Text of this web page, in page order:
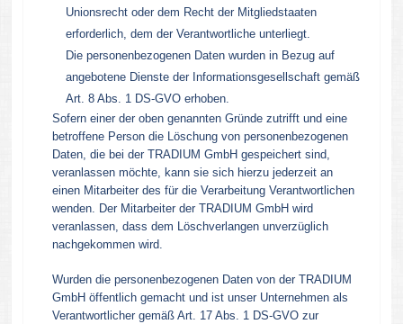
Unionsrecht oder dem Recht der Mitgliedstaaten
erforderlich, dem der Verantwortliche unterliegt.
Die personenbezogenen Daten wurden in Bezug auf
angebotene Dienste der Informationsgesellschaft gemäß
Art. 8 Abs. 1 DS-GVO erhoben.
Sofern einer der oben genannten Gründe zutrifft und eine
betroffene Person die Löschung von personenbezogenen
Daten, die bei der TRADIUM GmbH gespeichert sind,
veranlassen möchte, kann sie sich hierzu jederzeit an
einen Mitarbeiter des für die Verarbeitung Verantwortlichen
wenden. Der Mitarbeiter der TRADIUM GmbH wird
veranlassen, dass dem Löschverlangen unverzüglich
nachgekommen wird.
Wurden die personenbezogenen Daten von der TRADIUM
GmbH öffentlich gemacht und ist unser Unternehmen als
Verantwortlicher gemäß Art. 17 Abs. 1 DS-GVO zur